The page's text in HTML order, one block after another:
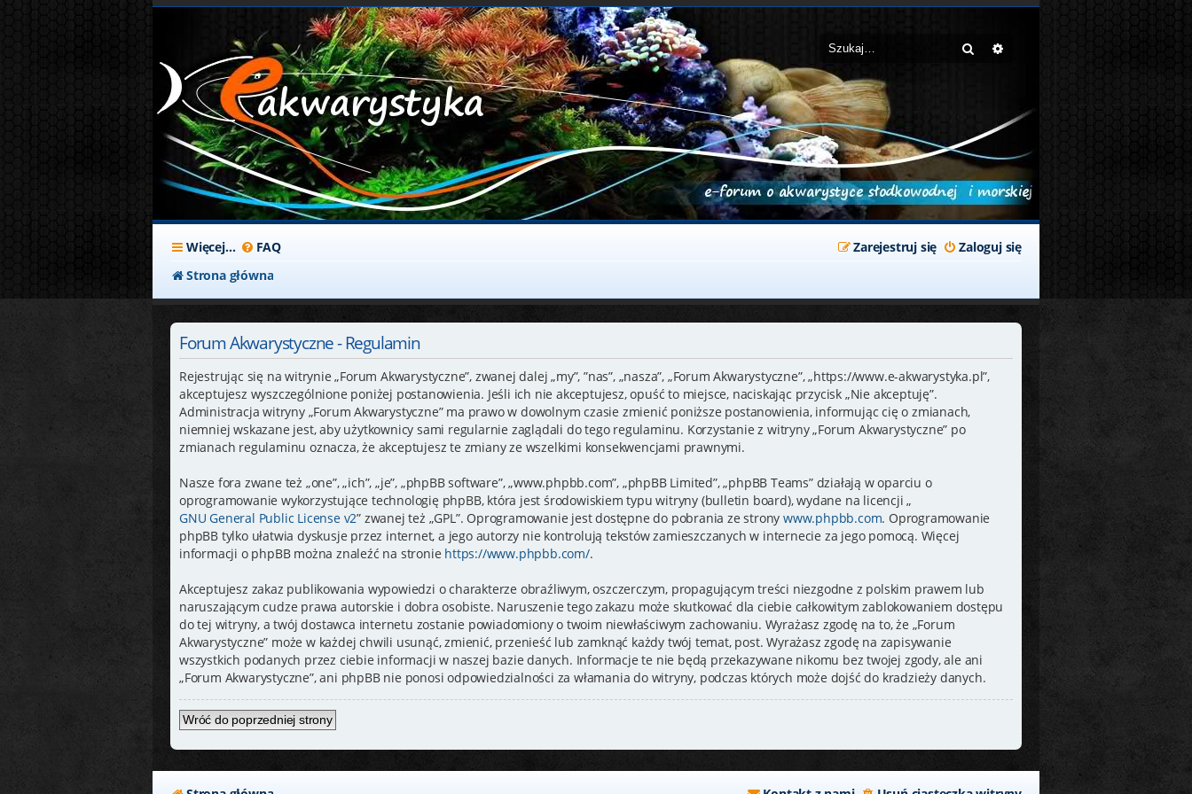
Szukaj
Więcej… FAQ Zaloguj się
Zarejestruj się
Strona główna
Forum Akwarystyczne - Regulamin
Rejestrując się na witrynie „Forum Akwarystyczne”, zwanej dalej „my”, ”nas”, „nasza”, „Forum Akwarystyczne”, „https://www.e-akwarystyka.pl”,
akceptujesz wyszczególnione poniżej postanowienia. Jeśli ich nie akceptujesz, opuść to miejsce, naciskając przycisk „Nie akceptuję”.
Administracja witryny „Forum Akwarystyczne” ma prawo w dowolnym czasie zmienić poniższe postanowienia, informując cię o zmianach,
niemniej wskazane jest, aby użytkownicy sami regularnie zaglądali do tego regulaminu. Korzystanie z witryny „Forum Akwarystyczne” po
zmianach regulaminu oznacza, że akceptujesz te zmiany ze wszelkimi konsekwencjami prawnymi.
Nasze fora zwane też „one”, „ich”, „je”, „phpBB software”, „www.phpbb.com”, „phpBB Limited”, „phpBB Teams” działają w oparciu o
oprogramowanie wykorzystujące technologię phpBB, która jest środowiskiem typu witryny (bulletin board), wydane na licencji „
GNU General Public License v2” zwanej też „GPL”. Oprogramowanie jest dostępne do pobrania ze stronywww.phpbb.com. Oprogramowanie
phpBB tylko ułatwia dyskusje przez internet, a jego autorzy nie kontrolują tekstów zamieszczanych w internecie za jego pomocą. Więcej
informacji o phpBB można znaleźć na stronie https://www.phpbb.com/.
Akceptujesz zakaz publikowania wypowiedzi o charakterze obraźliwym, oszczerczym, propagującym treści niezgodne z polskim prawem lub
naruszającym cudze prawa autorskie i dobra osobiste. Naruszenie tego zakazu może skutkować dla ciebie całkowitym zablokowaniem dostępu
do tej witryny, a twój dostawca internetu zostanie powiadomiony o twoim niewłaściwym zachowaniu. Wyrażasz zgodę na to, że „Forum
Akwarystyczne” może w każdej chwili usunąć, zmienić, przenieść lub zamknąć każdy twój temat, post. Wyrażasz zgodę na zapisywanie
wszystkich podanych przez ciebie informacji w naszej bazie danych. Informacje te nie będą przekazywane nikomu bez twojej zgody, ale ani
„Forum Akwarystyczne”, ani phpBB nie ponosi odpowiedzialności za włamania do witryny, podczas których może dojść do kradzieży danych.
Wróć do poprzedniej strony